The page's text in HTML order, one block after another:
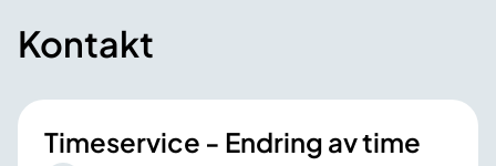
Kontakt
Timeservice - Endring av time